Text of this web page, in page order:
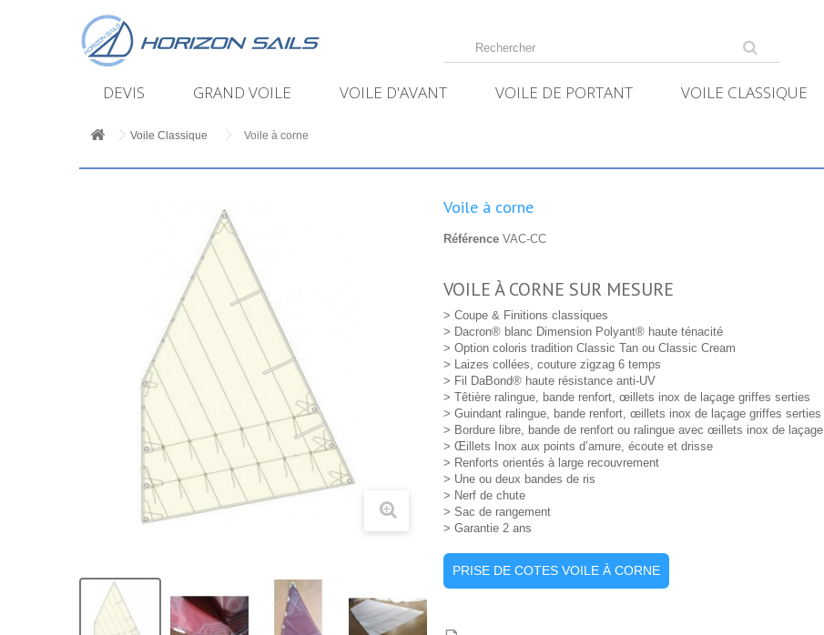
DEVIS GRAND VOILE VOILE D'AVANT VOILE DE PORTANT VOILE CLASSIQUE
Voile Classique Voile à corne
Voile à corne
Référence VAC-CC
VOILE À CORNE SUR MESURE
> Coupe & Finitions classiques
> Dacron® blanc Dimension Polyant® haute ténacité
> Option coloris tradition Classic Tan ou Classic Cream
> Laizes collées, couture zigzag 6 temps
> Fil DaBond® haute résistance anti-UV
> Têtière ralingue, bande renfort, œillets inox de laçage griffes serties
> Guindant ralingue, bande renfort, œillets inox de laçage griffes serties
> Bordure libre, bande de renfort ou ralingue avec œillets inox de laçage
> Œillets Inox aux points d’amure, écoute et drisse
> Renforts orientés à large recouvrement
> Une ou deux bandes de ris
> Nerf de chute
> Sac de rangement
> Garantie 2 ans
PRISE DE COTES VOILE À CORNE